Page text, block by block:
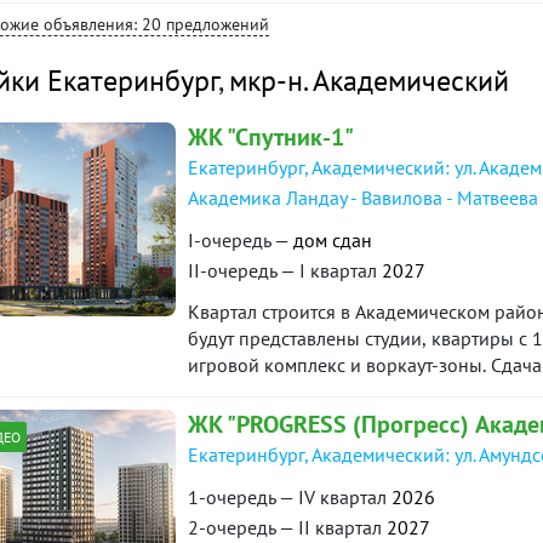
покупках наслаждаться жизнью с
реализован принцип безбарьерного
безопасности района ведет запись и
территорий. Тихо и безопасно в любое
шумы от дороги и машин не будут
свободная наземная парковка,
транспортная развязка во все районы
транспорта: трамвая, троллейбуса,
мировые судьи и прокуратура. До
вы можете провести время с друзьями и
спортом, совершить велопрогулку или
развивающих и спортивных секций,
тенниса и сквоша, Центр
гордость района - современная
Художественная школа искусств. Их
международных конкурсов. Рядом с
объявления: 20 предложений
Екатеринбург,мкр-н. Академический
ЖК "Спутник-1"
Екатеринбург, Академический: ул.
Академика Ландау - Вавилова - Матвеева
I-очередь — дом сдан
II-очередь — I квартал 2027
Квартал строится в Академическом
будут представлены студии, квартиры
игровой комплекс и воркаут-зоны.
ЖК "PROGRESS (Прогресс)
Екатеринбург, Академический: ул.
1-очередь — IV квартал 2026
2-очередь — II квартал 2027